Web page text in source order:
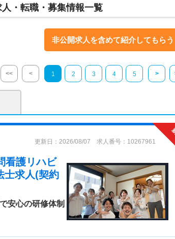
・転職・募集情報一覧
非公開求人を含めて紹介してもらう
<< < 1 2 3 4 5 >
更新日：2026/08/07 求人番号：10267961
看護リハビ
士求人(契約
安心の研修体制